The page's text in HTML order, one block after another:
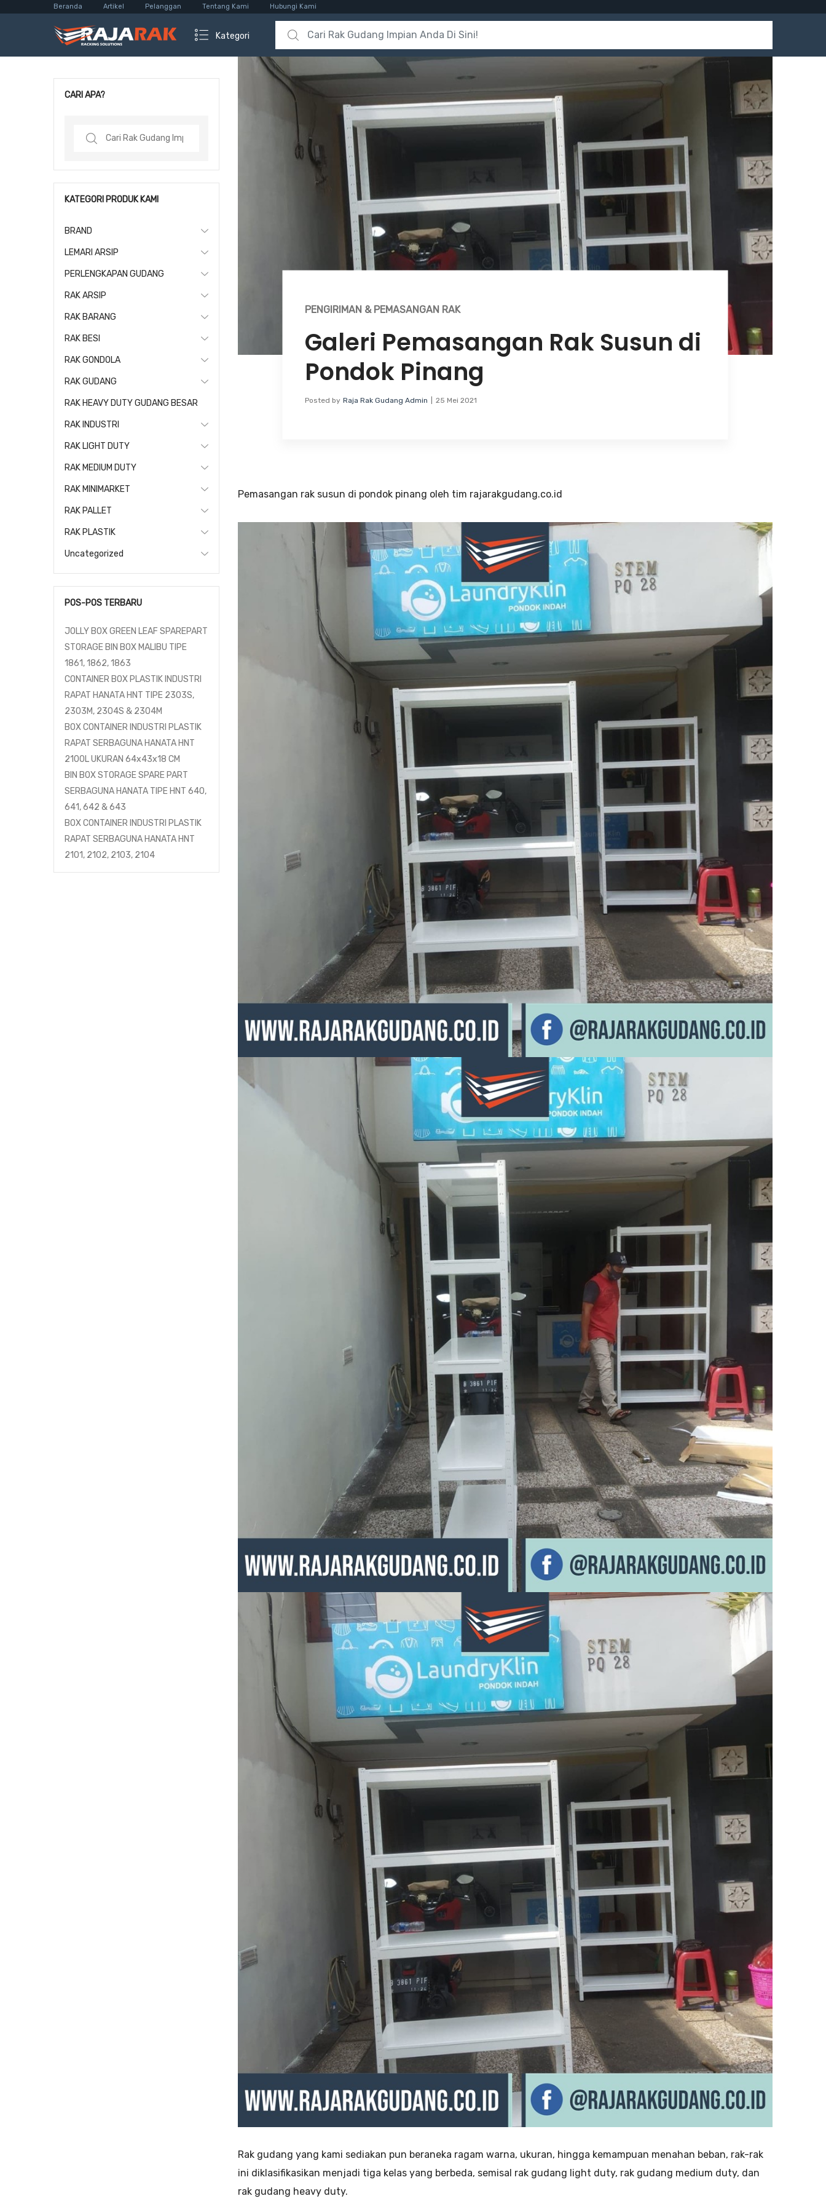
Beranda Artikel Pelanggan Tentang Kami Hubungi Kami
Kategori
Search for:
PENGIRIMAN & PEMASANGAN RAK
Galeri Pemasangan Rak Susun di
Pondok Pinang
Posted by Raja Rak Gudang Admin 25 Mei 2021
Pemasangan rak susun di pondok pinang oleh tim rajarakgudang.co.id
Rak gudang yang kami sediakan pun beraneka ragam warna, ukuran, hingga kemampuan menahan beban, rak-rak
ini diklasifikasikan menjadi tiga kelas yang berbeda, semisal rak gudang light duty, rak gudang medium duty, dan
rak gudang heavy duty.
CARI APA?
Search
KATEGORI PRODUK KAMI
BRAND
LEMARI ARSIP
PERLENGKAPAN GUDANG
RAK ARSIP
RAK BARANG
RAK BESI
RAK GONDOLA
RAK GUDANG
RAK HEAVY DUTY GUDANG BESAR
RAK INDUSTRI
RAK LIGHT DUTY
RAK MEDIUM DUTY
RAK MINIMARKET
RAK PALLET
RAK PLASTIK
Uncategorized
POS-POS TERBARU
JOLLY BOX GREEN LEAF SPAREPART
STORAGE BIN BOX MALIBU TIPE
1861, 1862, 1863
CONTAINER BOX PLASTIK INDUSTRI
RAPAT HANATA HNT TIPE 2303S,
2303M, 2304S & 2304M
BOX CONTAINER INDUSTRI PLASTIK
RAPAT SERBAGUNA HANATA HNT
2100L UKURAN 64x43x18 CM
BIN BOX STORAGE SPARE PART
SERBAGUNA HANATA TIPE HNT 640,
641, 642 & 643
BOX CONTAINER INDUSTRI PLASTIK
RAPAT SERBAGUNA HANATA HNT
2101, 2102, 2103, 2104